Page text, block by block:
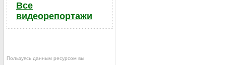
Все
видеорепортажи
Пользуясь данным ресурсом вы